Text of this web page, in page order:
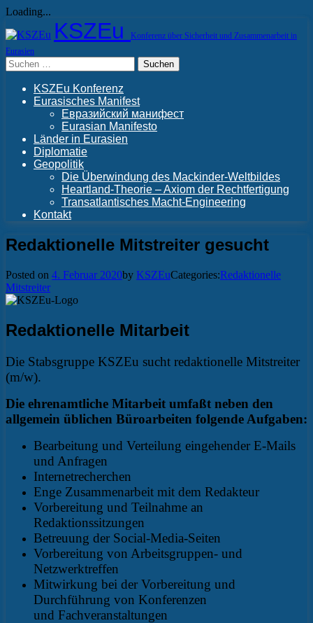
Loading...
to
content
KSZEu
Konferenz über Sicherheit und Zusammenarbeit in
Eurasien
Suchen
nach:
KSZEu Konferenz
Eurasisches Manifest
Евразийский манифест
Eurasian Manifesto
Länder in Eurasien
Diplomatie
Geopolitik
Die Überwindung des Mackinder-Weltbildes
Heartland-Theorie – Axiom der Rechtfertigung
Transatlantisches Macht-Engineering
Kontakt
Redaktionelle Mitstreiter gesucht
Posted on 4. Februar 2020by KSZEuCategories:Redaktionelle
Mitstreiter
Redaktionelle Mitarbeit
Die Stabsgruppe KSZEu sucht redaktionelle Mitstreiter
(m/w).
Die ehrenamtliche Mitarbeit umfaßt neben den
allgemein üblichen Büroarbeiten folgende Aufgaben:
Bearbeitung und Verteilung eingehender E-Mails
und Anfragen
Internetrecherchen
Enge Zusammenarbeit mit dem Redakteur
Vorbereitung und Teilnahme an
Redaktionssitzungen
Betreuung der Social-Media-Seiten
Vorbereitung von Arbeitsgruppen- und
Netzwerktreffen
Mitwirkung bei der Vorbereitung und
Durchführung von Konferenzen
und Fachveranstaltungen